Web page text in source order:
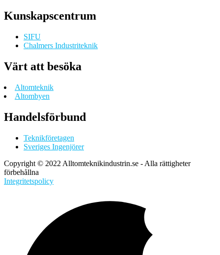
Kunskapscentrum
SIFU
Chalmers Industriteknik
Värt att besöka
Altomteknik
Altombyen
Handelsförbund
Teknikföretagen
Sveriges Ingenjörer
Copyright © 2022 Alltomteknikindustrin.se - Alla rättigheter
förbehållna
Integritetspolicy